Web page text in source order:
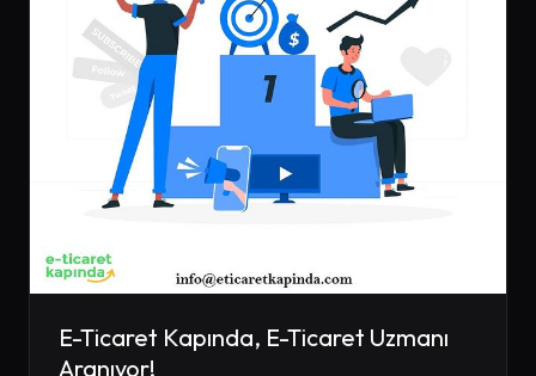
E-Ticaret Kapında, E-Ticaret Uzmanı
Aranıyor!